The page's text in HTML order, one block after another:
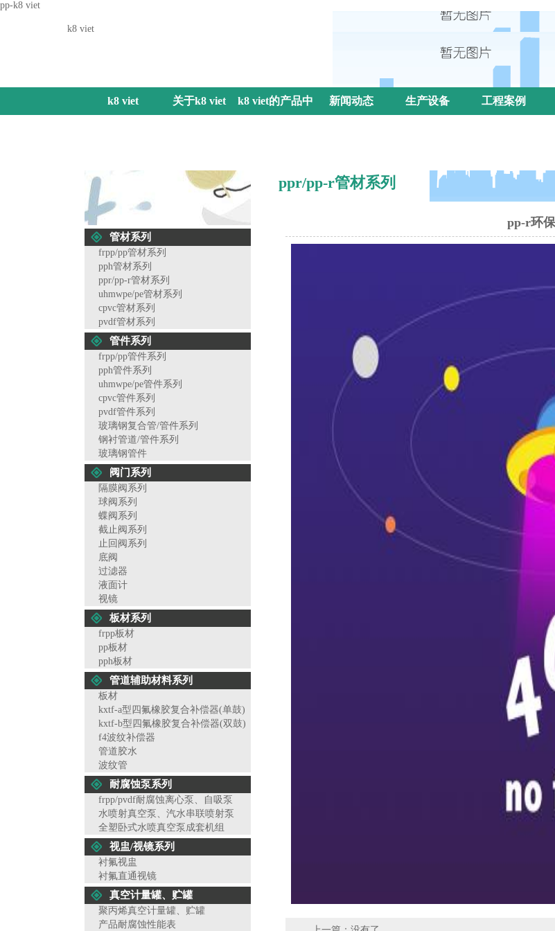
pp-k8 viet
k8 viet
k8 viet 关于k8 viet k8 viet的产品中 新闻动态 生产设备 工程案例
管材系列
frpp/pp管材系列
pph管材系列
ppr/pp-r管材系列
uhmwpe/pe管材系列
cpvc管材系列
pvdf管材系列
管件系列
frpp/pp管件系列
pph管件系列
uhmwpe/pe管件系列
cpvc管件系列
pvdf管件系列
玻璃钢复合管/管件系列
钢衬管道/管件系列
玻璃钢管件
阀门系列
隔膜阀系列
球阀系列
蝶阀系列
截止阀系列
止回阀系列
底阀
过滤器
液面计
视镜
板材系列
frpp板材
pp板材
pph板材
管道辅助材料系列
板材
kxtf-a型四氟橡胶复合补偿器(单鼓)
kxtf-b型四氟橡胶复合补偿器(双鼓)
f4波纹补偿器
管道胶水
波纹管
耐腐蚀泵系列
frpp/pvdf耐腐蚀离心泵、自吸泵
水喷射真空泵、汽水串联喷射泵
全塑卧式水喷真空泵成套机组
视盅/视镜系列
衬氟视盅
衬氟直通视镜
真空计量罐、贮罐
聚丙烯真空计量罐、贮罐
产品耐腐蚀性能表
ppr/pp-r管材系列
pp-r环